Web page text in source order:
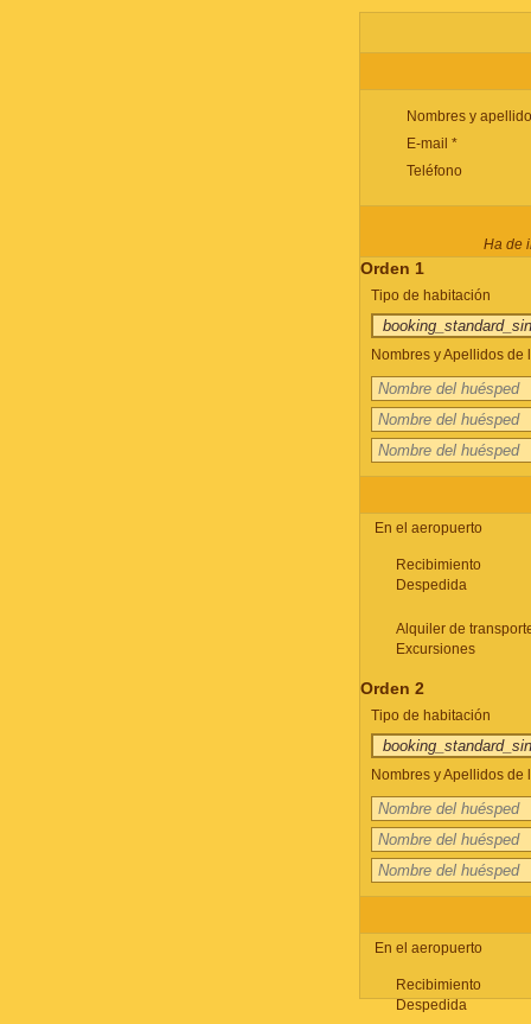
Nombres y
E-mail *
Teléfono
Ha de
Orden 1
Tipo de habitación
Nombres y Apellidos
En el aeropuerto
Recibimiento
Despedida
Alquiler de
Excursiones
Orden 2
Tipo de habitación
Nombres y Apellidos
En el aeropuerto
Recibimiento
Despedida